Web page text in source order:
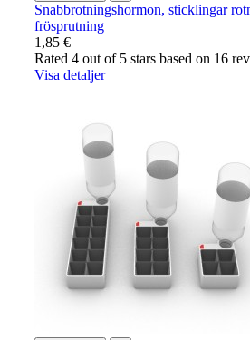
Snabbrotningshormon, sticklingar
frösprutning
1,85 €
Rated4 out of 5 stars based on 16
Visa detaljer